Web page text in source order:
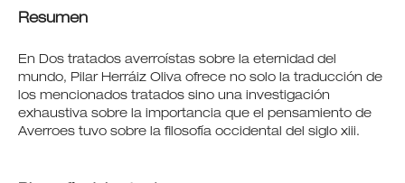
Resumen
En Dos tratados averroístas sobre la eternidad del
mundo, Pilar Herráiz Oliva ofrece no solo la traducción de
los mencionados tratados sino una investigación
exhaustiva sobre la importancia que el pensamiento de
Averroes tuvo sobre la filosofía occidental del siglo xiii.